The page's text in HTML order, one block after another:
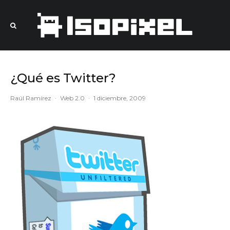
¿Qué es Twitter?
Raúl Ramírez · Web 2.0 · 1 diciembre, 2009